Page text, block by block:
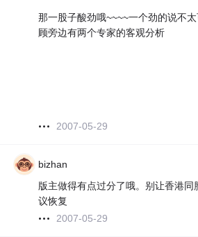
那一股子酸劲哦~~~~一个劲的说不
顾旁边有两个专家的客观分析
2007-05-29
bizhan
版主做得有点过分了哦。别让香港同
议恢复
2007-05-29